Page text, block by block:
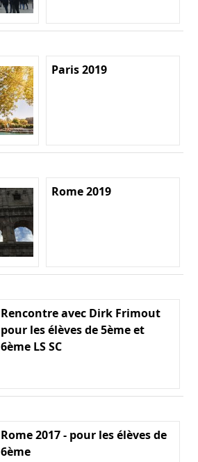
Paris 2019
Rome 2019
Rencontre avec Dirk Frimout
pour les élèves de 5ème et
6ème LS SC
Rome 2017 - pour les élèves de
6ème